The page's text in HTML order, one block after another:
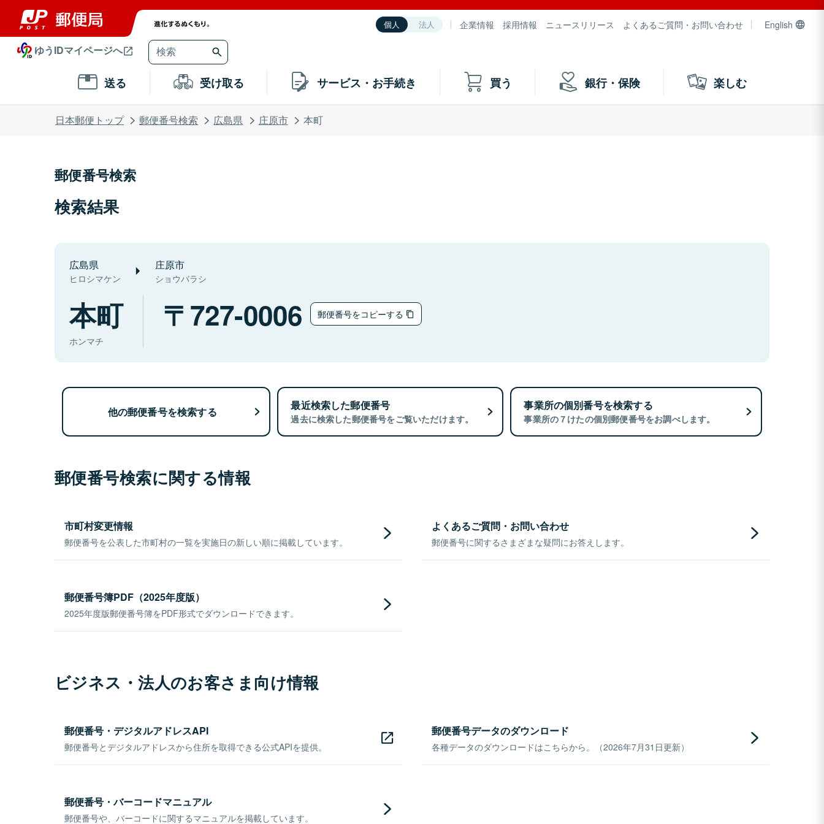
個人 法人 企業情報 採用情報 ニュースリリース よくあるご質問・お問い合わせ English
ゆうIDマイページへ
送る 受け取る サービス・お手続き 買う 銀行・保険 楽しむ
日本郵便トップ 郵便番号検索 広島県 庄原市 本町
郵便番号検索
検索結果
広島県
ヒロシマケン
庄原市
ショウバラシ
本町
ホンマチ
727-0006 郵便番号をコピーする
他の郵便番号を検索する 最近検索した郵便番号
過去に検索した郵便番号をご覧いただけます。
事業所の個別番号を検索する
事業所の７けたの個別郵便番号をお調べします。
郵便番号検索に関する情報
市町村変更情報
郵便番号を公表した市町村の一覧を実施日の新しい順に掲載しています。
よくあるご質問・お問い合わせ
郵便番号に関するさまざまな疑問にお答えします。
郵便番号簿PDF（2025年度版）
2025年度版郵便番号簿をPDF形式でダウンロードできます。
ビジネス・法人のお客さま向け情報
郵便番号・デジタルアドレスAPI
郵便番号とデジタルアドレスから住所を取得できる公式APIを提供。
郵便番号データのダウンロード
各種データのダウンロードはこちらから。（2026年7月31日更新）
郵便番号・バーコードマニュアル
郵便番号や、バーコードに関するマニュアルを掲載しています。